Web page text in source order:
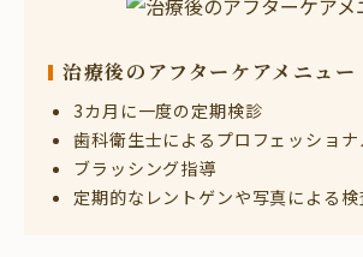
治療後のアフターケアメニュー
3カ月に一度の定期検診
歯科衛生士によるプロフェッショナ
ブラッシング指導
定期的なレントゲンや写真による検